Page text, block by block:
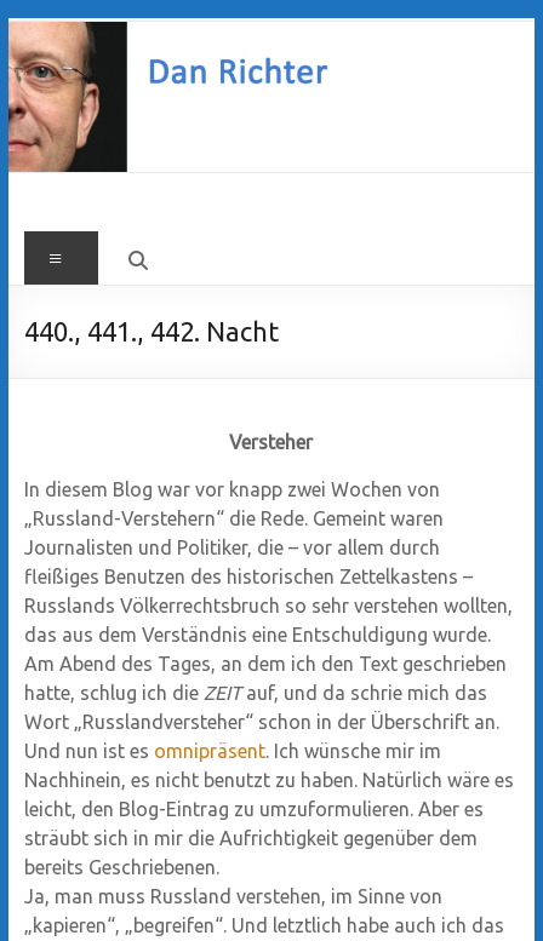
Zum
Inhalt
springen
Dan
Richter
Menü
440., 441., 442. Nacht
Versteher
In diesem Blog war vor knapp zwei Wochen von
„Russland-Verstehern“ die Rede. Gemeint waren
Journalisten und Politiker, die – vor allem durch
fleißiges Benutzen des historischen Zettelkastens –
Russlands Völkerrechtsbruch so sehr verstehen wollten,
das aus dem Verständnis eine Entschuldigung wurde.
Am Abend des Tages, an dem ich den Text geschrieben
hatte, schlug ich die ZEITauf, und da schrie mich das
Wort „Russlandversteher“ schon in der Überschrift an.
Und nun ist es omnipräsent. Ich wünsche mir im
Nachhinein, es nicht benutzt zu haben. Natürlich wäre es
leicht, den Blog-Eintrag zu umzuformulieren. Aber es
sträubt sich in mir die Aufrichtigkeit gegenüber dem
bereits Geschriebenen.
Ja, man muss Russland verstehen, im Sinne von
„kapieren“, „begreifen“. Und letztlich habe auch ich das